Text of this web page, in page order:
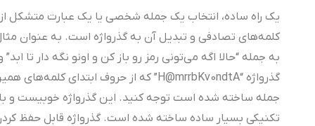
یک راه ساده، انتخاب یک جمله شخصی یا یک عبارت متشکل از
کلمه‌های تصادفی و تبدیل آن به گذرواژه‌ است. به عنوان مثال
به جمله “حالا اگه می‌تونی رمز رو باز کن و اونو نگه دار تا ابد” و
گذرواژه‌ “H@mrrbKv0ndtA” که از حروف ابتدای کلمه‌های همین
جمله ساخته شده‌ است توجه کنید. این گذرواژه‌ خوبیست و با
تکنیکی بسیار ساده ساخته شده است. گذرواژه قابل حفظ کردن